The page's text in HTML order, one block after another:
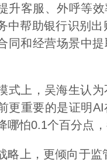
客服、外呼等效
中帮助银行识别
同和经营场景中
上，吴海生认为不
更重要的是证明
哪怕0.1个百分点
上，更倾向于监